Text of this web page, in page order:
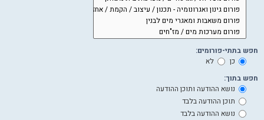
חפש בתתי-פורומים:
כן
לא
חפש בתוך:
נושא ההודעה ותוכן ההודעה
תוכן ההודעה בלבד
נושא ההודעה בלבד